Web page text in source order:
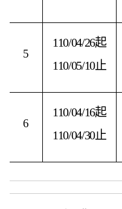
5
110/04/26起
110/05/10止
6
110/04/16起
110/04/30止